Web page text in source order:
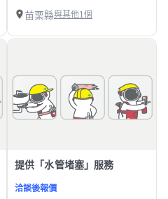
苗栗縣與其他1個
提供「水管堵塞」服務
洽談後報價